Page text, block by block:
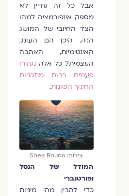
אבל כל זה עדיין לא
מספק אינפורמציה למהו
הצד החיובי של המושג
הזה. היכן הם העונג,
האינטימיות, האהבה
העצמית? כל אלהנעדרו
פעמים רבות מתכניות
החינוך השונות.
צילום: Shea Rouda
המודל של הנסל
ופורטנברי
כדי להבין מהי מיניות